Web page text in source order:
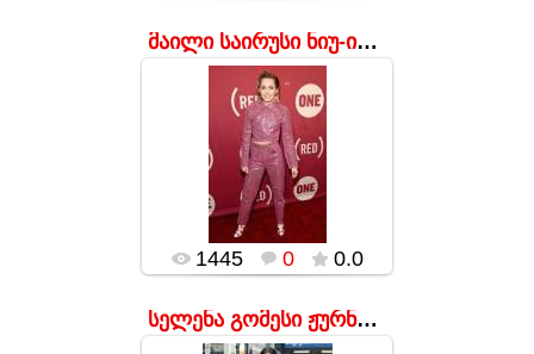
მაილი საირუსი ნიუ-იორკში კონცერტზე.
17.01.2016
popularsge
1445 0 0.0
სელენა გომესი ჟურნალ Billboard-ის მოწყობილ Women I